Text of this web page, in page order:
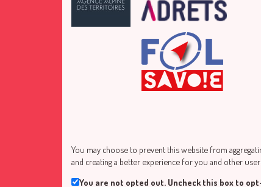
You may choose to prevent this website from
and creating a better experience for you and other
You are not opted out. Uncheck this box to